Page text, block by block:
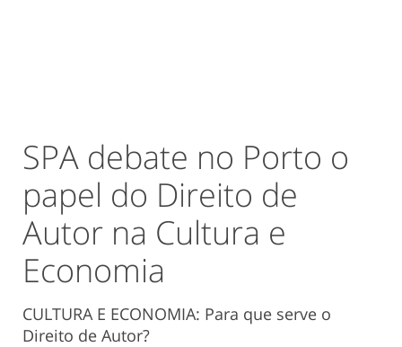
SPA debate no Porto o
papel do Direito de
Autor na Cultura e
Economia
CULTURA E ECONOMIA: Para que serve o
Direito de Autor?